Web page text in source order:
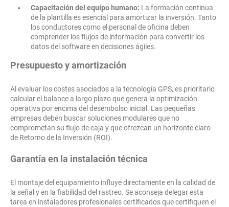
Capacitación del equipo humano: La formación continua
de la plantilla es esencial para amortizar la inversión. Tanto
los conductores como el personal de oficina deben
comprender los flujos de información para convertir los
datos del software en decisiones ágiles.
Presupuesto y amortización
Al evaluar los costes asociados a la tecnología GPS, es prioritario
calcular el balance a largo plazo que genera la optimización
operativa por encima del desembolso inicial. Las pequeñas
empresas deben buscar soluciones modulares que no
comprometan su flujo de caja y que ofrezcan un horizonte claro
de Retorno de la Inversión (ROI).
Garantía en la instalación técnica
El montaje del equipamiento influye directamente en la calidad de
la señal y en la fiabilidad del rastreo. Se aconseja delegar esta
tarea en instaladores profesionales certificados que certifiquen el